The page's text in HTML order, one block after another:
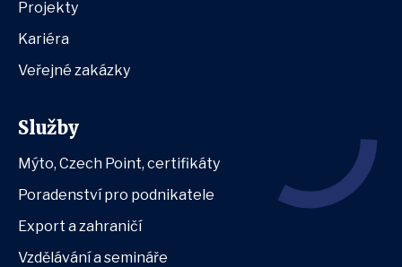
Projekty
Kariéra
Veřejné zakázky
Služby
Mýto, Czech Point, certifikáty
Poradenství pro podnikatele
Export a zahraničí
Vzdělávání a semináře